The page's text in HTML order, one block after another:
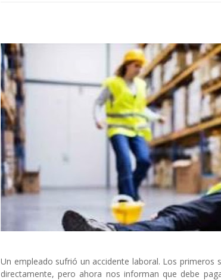
Un empleado sufrió un accidente laboral. Los primeros
directamente, pero ahora nos informan que debe